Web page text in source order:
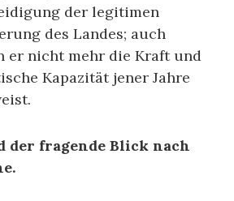
der legitimen
des Landes; auch
er nicht mehr die Kraft und
Kapazität jener Jahre
der fragende Blick nach